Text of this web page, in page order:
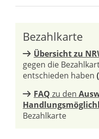
Bezahlkarte
Übersicht zu
gegen die
entschieden haben
FAQ zu den
Bezahlkarte